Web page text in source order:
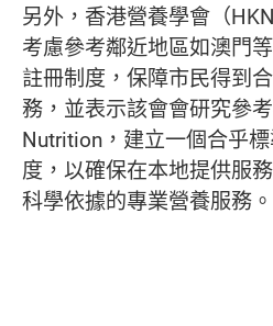
另外，香港營養學會（
考慮參考鄰近地區如澳門
註冊制度，保障市民得到
務，並表示該會會研究參
Nutrition，建立一個合乎
度，以確保在本地提供服
科學依據的專業營養服務。